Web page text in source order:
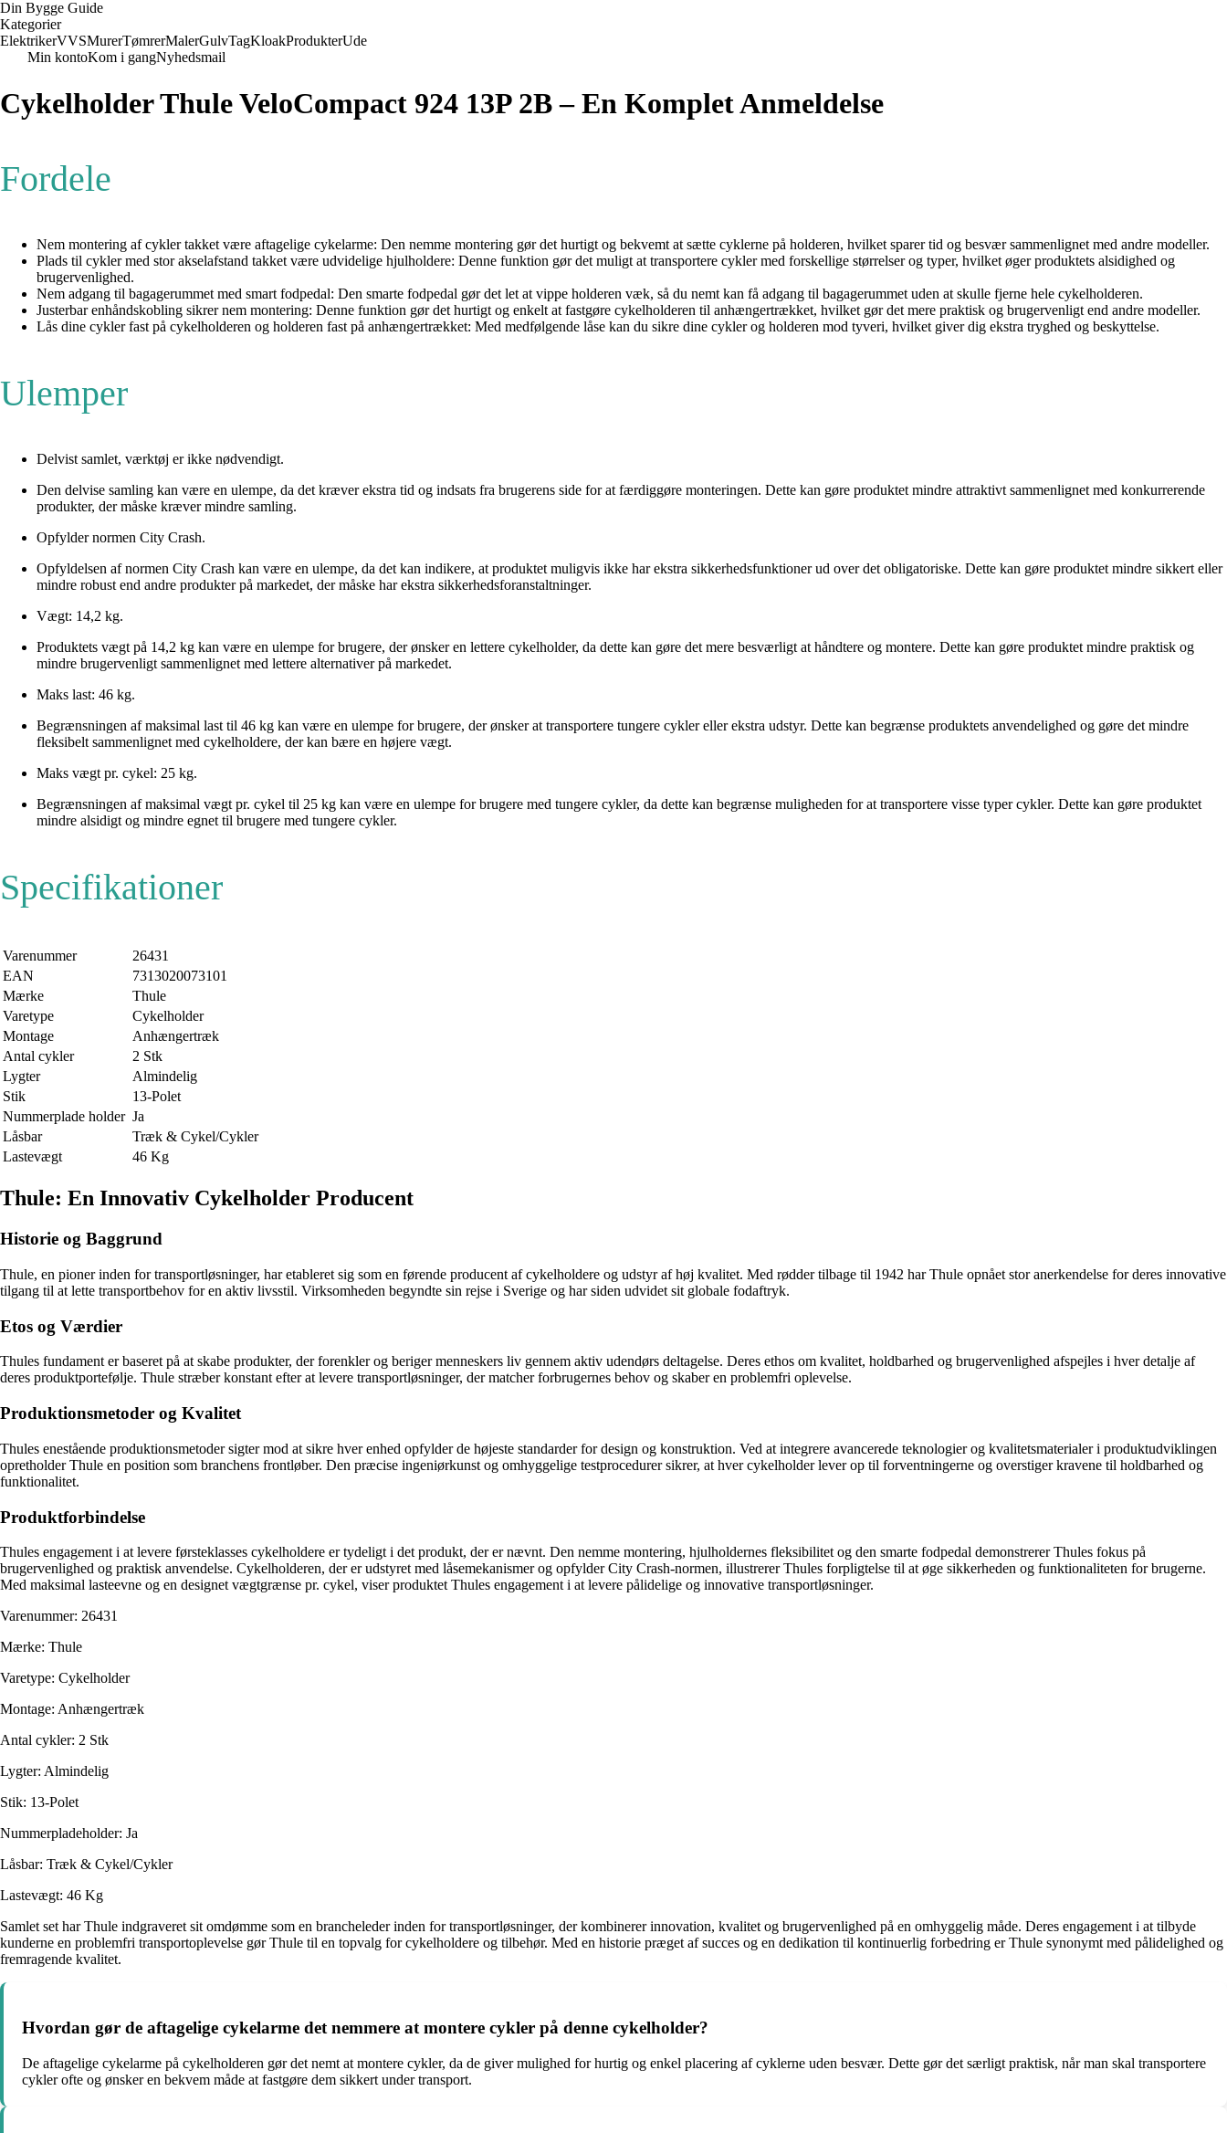
Din Bygge Guide
Kategorier
ElektrikerVVSMurerTømrerMalerGulvTagKloakProdukterUde
Min kontoKom i gangNyhedsmail
Cykelholder Thule VeloCompact 924 13P 2B – En Komplet Anmeldelse
Fordele
Nem montering af cykler takket være aftagelige cykelarme: Den nemme montering gør det hurtigt og bekvemt at sætte cyklerne på holderen, hvilket sparer tid og besvær sammenlignet med andre modeller.
Plads til cykler med stor akselafstand takket være udvidelige hjulholdere: Denne funktion gør det muligt at transportere cykler med forskellige størrelser og typer, hvilket øger produktets alsidighed og
brugervenlighed.
Nem adgang til bagagerummet med smart fodpedal: Den smarte fodpedal gør det let at vippe holderen væk, så du nemt kan få adgang til bagagerummet uden at skulle fjerne hele cykelholderen.
Justerbar enhåndskobling sikrer nem montering: Denne funktion gør det hurtigt og enkelt at fastgøre cykelholderen til anhængertrækket, hvilket gør det mere praktisk og brugervenligt end andre modeller.
Lås dine cykler fast på cykelholderen og holderen fast på anhængertrækket: Med medfølgende låse kan du sikre dine cykler og holderen mod tyveri, hvilket giver dig ekstra tryghed og beskyttelse.
Ulemper
Delvist samlet, værktøj er ikke nødvendigt.
Den delvise samling kan være en ulempe, da det kræver ekstra tid og indsats fra brugerens side for at færdiggøre monteringen. Dette kan gøre produktet mindre attraktivt sammenlignet med konkurrerende
produkter, der måske kræver mindre samling.
Opfylder normen City Crash.
Opfyldelsen af normen City Crash kan være en ulempe, da det kan indikere, at produktet muligvis ikke har ekstra sikkerhedsfunktioner ud over det obligatoriske. Dette kan gøre produktet mindre sikkert eller
mindre robust end andre produkter på markedet, der måske har ekstra sikkerhedsforanstaltninger.
Vægt: 14,2 kg.
Produktets vægt på 14,2 kg kan være en ulempe for brugere, der ønsker en lettere cykelholder, da dette kan gøre det mere besværligt at håndtere og montere. Dette kan gøre produktet mindre praktisk og
mindre brugervenligt sammenlignet med lettere alternativer på markedet.
Maks last: 46 kg.
Begrænsningen af maksimal last til 46 kg kan være en ulempe for brugere, der ønsker at transportere tungere cykler eller ekstra udstyr. Dette kan begrænse produktets anvendelighed og gøre det mindre
fleksibelt sammenlignet med cykelholdere, der kan bære en højere vægt.
Maks vægt pr. cykel: 25 kg.
Begrænsningen af maksimal vægt pr. cykel til 25 kg kan være en ulempe for brugere med tungere cykler, da dette kan begrænse muligheden for at transportere visse typer cykler. Dette kan gøre produktet
mindre alsidigt og mindre egnet til brugere med tungere cykler.
Specifikationer
Varenummer
26431
EAN
7313020073101
Mærke
Thule
Varetype
Cykelholder
Montage
Anhængertræk
Antal cykler
2 Stk
Lygter
Almindelig
Stik
13-Polet
Nummerplade holder Ja
Låsbar
Træk & Cykel/Cykler
Lastevægt
46 Kg
Thule: En Innovativ Cykelholder Producent
Historie og Baggrund
Thule, en pioner inden for transportløsninger, har etableret sig som en førende producent af cykelholdere og udstyr af høj kvalitet. Med rødder tilbage til 1942 har Thule opnået stor anerkendelse for deres innovative
tilgang til at lette transportbehov for en aktiv livsstil. Virksomheden begyndte sin rejse i Sverige og har siden udvidet sit globale fodaftryk.
Etos og Værdier
Thules fundament er baseret på at skabe produkter, der forenkler og beriger menneskers liv gennem aktiv udendørs deltagelse. Deres ethos om kvalitet, holdbarhed og brugervenlighed afspejles i hver detalje af
deres produktportefølje. Thule stræber konstant efter at levere transportløsninger, der matcher forbrugernes behov og skaber en problemfri oplevelse.
Produktionsmetoder og Kvalitet
Thules enestående produktionsmetoder sigter mod at sikre hver enhed opfylder de højeste standarder for design og konstruktion. Ved at integrere avancerede teknologier og kvalitetsmaterialer i produktudviklingen
opretholder Thule en position som branchens frontløber. Den præcise ingeniørkunst og omhyggelige testprocedurer sikrer, at hver cykelholder lever op til forventningerne og overstiger kravene til holdbarhed og
funktionalitet.
Produktforbindelse
Thules engagement i at levere førsteklasses cykelholdere er tydeligt i det produkt, der er nævnt. Den nemme montering, hjulholdernes fleksibilitet og den smarte fodpedal demonstrerer Thules fokus på
brugervenlighed og praktisk anvendelse. Cykelholderen, der er udstyret med låsemekanismer og opfylder City Crash-normen, illustrerer Thules forpligtelse til at øge sikkerheden og funktionaliteten for brugerne.
Med maksimal lasteevne og en designet vægtgrænse pr. cykel, viser produktet Thules engagement i at levere pålidelige og innovative transportløsninger.
Varenummer: 26431
Mærke: Thule
Varetype: Cykelholder
Montage: Anhængertræk
Antal cykler: 2 Stk
Lygter: Almindelig
Stik: 13-Polet
Nummerpladeholder: Ja
Låsbar: Træk & Cykel/Cykler
Lastevægt: 46 Kg
Samlet set har Thule indgraveret sit omdømme som en brancheleder inden for transportløsninger, der kombinerer innovation, kvalitet og brugervenlighed på en omhyggelig måde. Deres engagement i at tilbyde
kunderne en problemfri transportoplevelse gør Thule til en topvalg for cykelholdere og tilbehør. Med en historie præget af succes og en dedikation til kontinuerlig forbedring er Thule synonymt med pålidelighed og
fremragende kvalitet.
Hvordan gør de aftagelige cykelarme det nemmere at montere cykler på denne cykelholder?
De aftagelige cykelarme på cykelholderen gør det nemt at montere cykler, da de giver mulighed for hurtig og enkel placering af cyklerne uden besvær. Dette gør det særligt praktisk, når man skal transportere
cykler ofte og ønsker en bekvem måde at fastgøre dem sikkert under transport.